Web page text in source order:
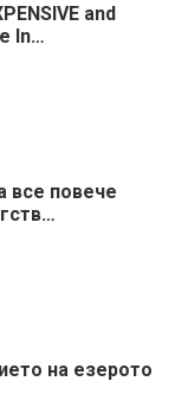
and
In…
все повече
на езерото